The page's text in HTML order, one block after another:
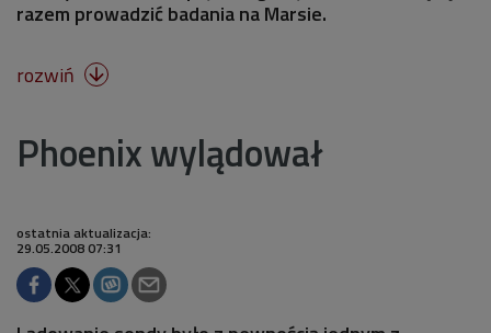
razem prowadzić badania na Marsie.
rozwiń 
Phoenix wylądował
ostatnia aktualizacja:
29.05.2008 07:31